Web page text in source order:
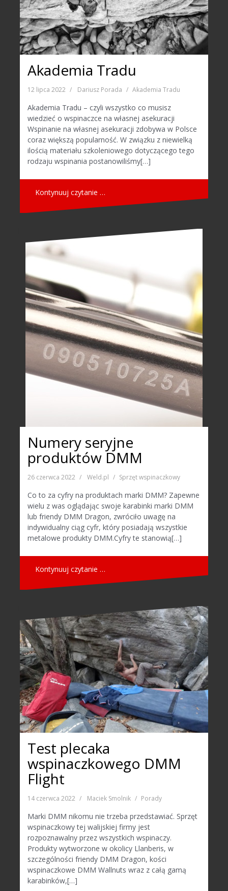
Akademia Tradu
12 lipca 2022 Dariusz Porada Akademia Tradu
Akademia Tradu – czyli wszystko co musisz
wiedzieć o wspinaczce na własnej asekuracji
Wspinanie na własnej asekuracji zdobywa w Polsce
coraz większą popularność. W związku z niewielką
ilością materiału szkoleniowego dotyczącego tego
rodzaju wspinania postanowiliśmy[…]
Kontynuuj czytanie …
Numery seryjne
produktów DMM
26 czerwca 2022 Weld.pl Sprzęt wspinaczkowy
Co to za cyfry na produktach marki DMM? Zapewne
wielu z was oglądając swoje karabinki marki DMM
lub friendy DMM Dragon, zwróciło uwagę na
indywidualny ciąg cyfr, który posiadają wszystkie
metalowe produkty DMM.Cyfry te stanowią[…]
Kontynuuj czytanie …
Test plecaka
wspinaczkowego DMM
Flight
14 czerwca 2022 Maciek Smolnik Porady
Marki DMM nikomu nie trzeba przedstawiać. Sprzęt
wspinaczkowy tej walijskiej firmy jest
rozpoznawalny przez wszystkich wspinaczy.
Produkty wytworzone w okolicy Llanberis, w
szczególności friendy DMM Dragon, kości
wspinaczkowe DMM Wallnuts wraz z całą gamą
karabinków,[…]